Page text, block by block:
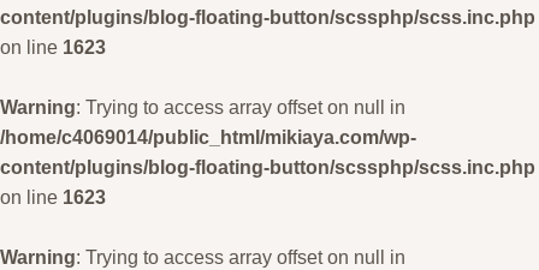
content/plugins/blog-floating-button/scssphp/scss.inc.php
on line 1623
Warning: Trying to access array offset on null in
/home/c4069014/public_html/mikiaya.com/wp-
content/plugins/blog-floating-button/scssphp/scss.inc.php
on line 1623
Warning: Trying to access array offset on null in